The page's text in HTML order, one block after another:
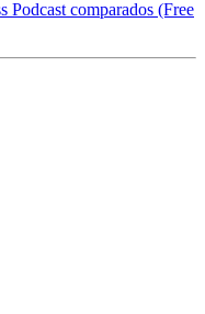
Podcast comparados (Free